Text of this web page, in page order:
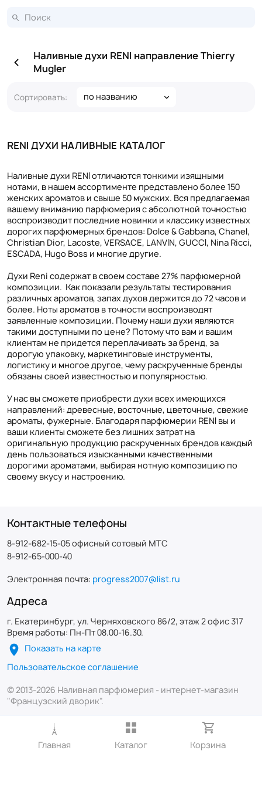
Наливные духи RENI направление Thierry
Mugler
Сортировать: по названию
RENI ДУХИ НАЛИВНЫЕ КАТАЛОГ
Наливные духи RENI отличаются тонкими изящными
нотами, в нашем ассортименте представлено более 150
женских ароматов и свыше 50 мужских. Вся предлагаемая
вашему вниманию парфюмерия с абсолютной точностью
воспроизводит последние новинки и классику известных
дорогих парфюмерных брендов: Dolce & Gabbana, Chanel,
Christian Dior, Lacoste, VERSACE, LANVIN, GUCCI, Nina Ricci,
ESCADA, Hugo Boss и многие другие.
Духи Reni содержат в своем составе 27% парфюмерной
композиции. Как показали результаты тестирования
различных ароматов, запах духов держится до 72 часов и
более. Ноты ароматов в точности воспроизводят
заявленные композиции. Почему наши духи являются
такими доступными по цене? Потому что вам и вашим
клиентам не придется переплачивать за бренд, за
дорогую упаковку, маркетинговые инструменты,
логистику и многое другое, чему раскрученные бренды
обязаны своей известностью и популярностью.
У нас вы сможете приобрести духи всех имеющихся
направлений: древесные, восточные, цветочные, свежие
ароматы, фужерные. Благодаря парфюмерии RENI вы и
ваши клиенты сможете без лишних затрат на
оригинальную продукцию раскрученных брендов каждый
день пользоваться изысканными качественными
дорогими ароматами, выбирая нотную композицию по
своему вкусу и настроению.
Контактные телефоны
8-912-682-15-05 офисный сотовый МТС
8-912-65-000-40
Электронная почта: progress2007@list.ru
Адреса
г. Екатеринбург, ул. Черняховского 86/2, этаж 2 офис 317
Время работы: Пн-Пт 08.00-16.30.
Показать на карте
Пользовательское соглашение
© 2013-2026 Наливная парфюмерия - интернет-магазин
"Французский дворик".
Главная Каталог Корзина